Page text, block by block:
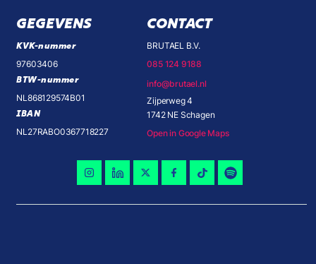
GEGEVENS
KVK-nummer
97603406
BTW-nummer
NL868129574B01
IBAN
NL27RABO0367718227
CONTACT
BRUTAEL B.V.
085 124 9188
info@brutael.nl
Zijperweg 4
1742 NE Schagen
Open in Google Maps